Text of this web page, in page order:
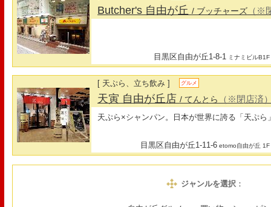
Butcher's 自由が丘/ ブッチャーズ （※
目黒区自由が丘1-8-1 ミナミビルB1F
[ 天ぷら、立ち飲み ] グルメ
天寅 自由が丘店/ てんとら （※閉店済
天ぷら×シャンパン。日本が世界に誇る「天ぷ
目黒区自由が丘1-11-6 etomo自由が丘 1F
ジャンルを選択：